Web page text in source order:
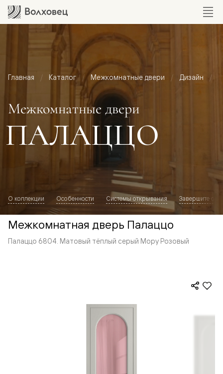
Главная Каталог Межкомнатные двери Дизайн
Межкомнатные двери
ПАЛАЦЦО
О коллекции Особенности Системы открывания Завершите
Межкомнатная дверь Палаццо
Палаццо 6804. Матовый тёплый серый Мору Розовый